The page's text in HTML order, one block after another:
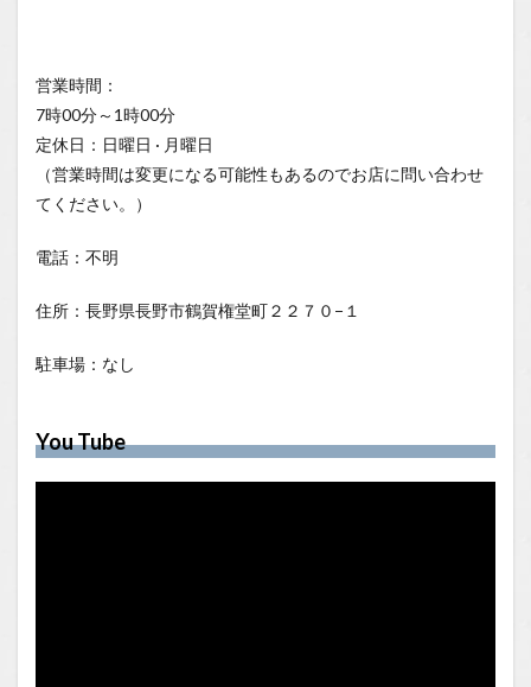
営業時間：
7時00分～1時00分
定休日：日曜日 · 月曜日
（営業時間は変更になる可能性もあるのでお店に問い合わせ
てください。）
電話：不明
住所：長野県長野市鶴賀権堂町２２７０−１
駐車場：なし
You Tube